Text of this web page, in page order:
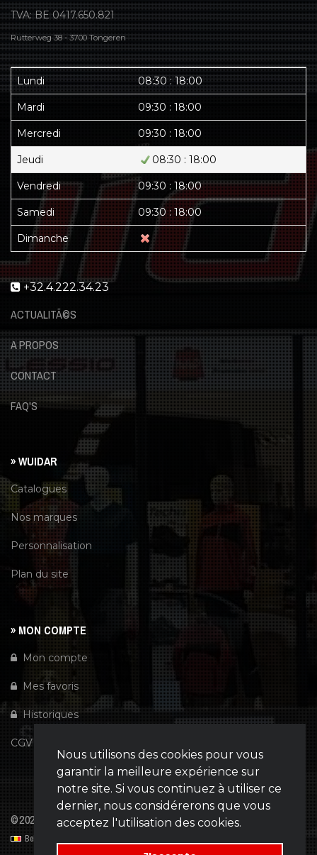
Nous utilisons des cookies pour vous
garantir la meilleure expérience sur
notre site. Si vous continuez à utiliser ce
dernier, nous considérerons que vous
acceptez l'utilisation des cookies.
TVA: BE 0417.650.821
Rutterweg 38 - 3700 Tongeren
Lundi 08:30 : 18:00
Mardi 09:30 : 18:00
Mercredi 09:30 : 18:00
Jeudi 08:30 : 18:00
Vendredi 09:30 : 18:00
Samedi 09:30 : 18:00
Dimanche
+32.4.222.34.23
ACTUALITÃ©S
A PROPOS
CONTACT
FAQ'S
» WUIDAR
Catalogues
Nos marques
Personnalisation
Plan du site
» MON COMPTE
Mon compte
Mes favoris
Historiques
CGV
©2026 Wuidar| Powered byTiny-Dev..
Belgique | België | Belgien